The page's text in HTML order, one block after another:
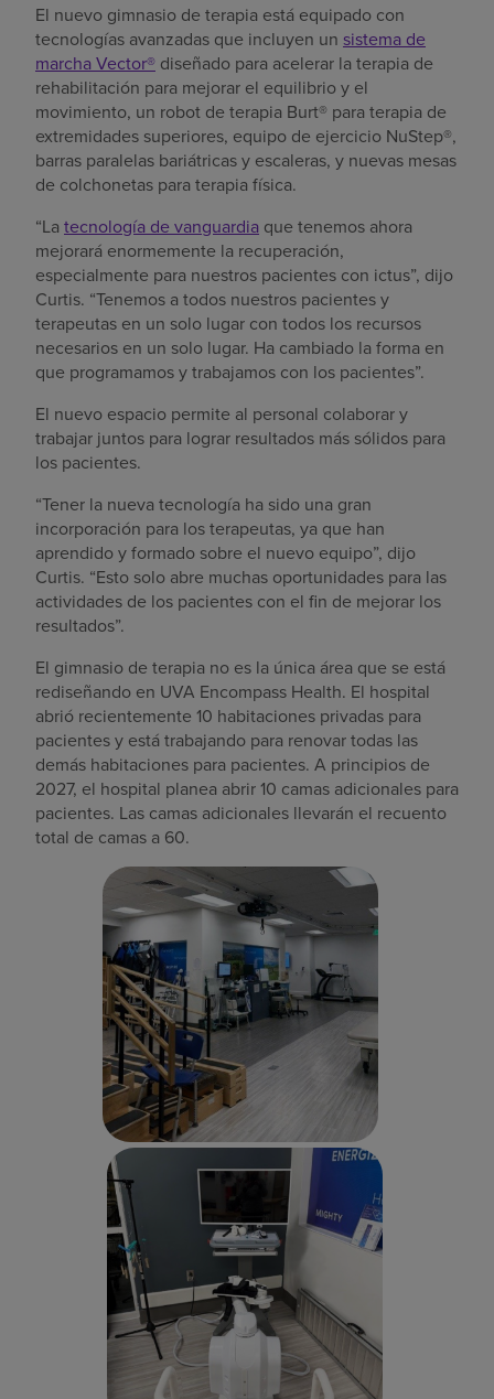
El nuevo gimnasio de terapia está equipado con
tecnologías avanzadas que incluyen un sistema de
marcha Vector® diseñado para acelerar la terapia de
rehabilitación para mejorar el equilibrio y el
movimiento, un robot de terapia Burt® para terapia de
extremidades superiores, equipo de ejercicio NuStep®,
barras paralelas bariátricas y escaleras, y nuevas mesas
de colchonetas para terapia física.
“La tecnología de vanguardia que tenemos ahora
mejorará enormemente la recuperación,
especialmente para nuestros pacientes con ictus”, dijo
Curtis. “Tenemos a todos nuestros pacientes y
terapeutas en un solo lugar con todos los recursos
necesarios en un solo lugar. Ha cambiado la forma en
que programamos y trabajamos con los pacientes”.
El nuevo espacio permite al personal colaborar y
trabajar juntos para lograr resultados más sólidos para
los pacientes.
“Tener la nueva tecnología ha sido una gran
incorporación para los terapeutas, ya que han
aprendido y formado sobre el nuevo equipo”, dijo
Curtis. “Esto solo abre muchas oportunidades para las
actividades de los pacientes con el fin de mejorar los
resultados”.
El gimnasio de terapia no es la única área que se está
rediseñando en UVA Encompass Health. El hospital
abrió recientemente 10 habitaciones privadas para
pacientes y está trabajando para renovar todas las
demás habitaciones para pacientes. A principios de
2027, el hospital planea abrir 10 camas adicionales para
pacientes. Las camas adicionales llevarán el recuento
total de camas a 60.